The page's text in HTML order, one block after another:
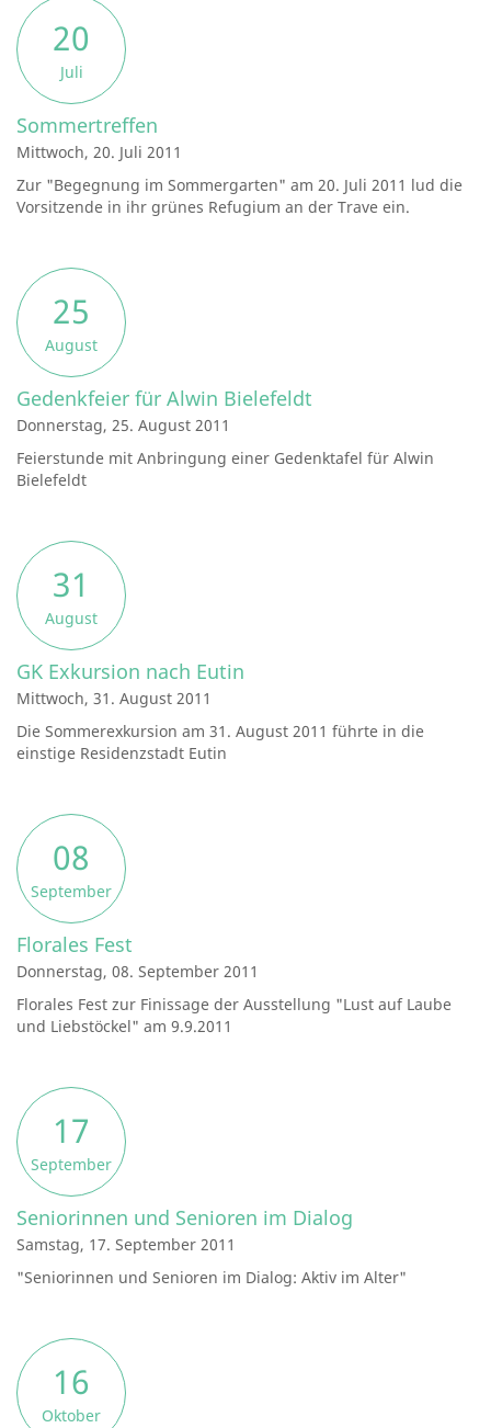
20
Juli
Sommertreffen
Mittwoch, 20. Juli 2011
Zur "Begegnung im Sommergarten" am 20. Juli 2011 lud die
Vorsitzende in ihr grünes Refugium an der Trave ein.
25
August
Gedenkfeier für Alwin Bielefeldt
Donnerstag, 25. August 2011
Feierstunde mit Anbringung einer Gedenktafel für Alwin
Bielefeldt
31
August
GK Exkursion nach Eutin
Mittwoch, 31. August 2011
Die Sommerexkursion am 31. August 2011 führte in die
einstige Residenzstadt Eutin
08
September
Florales Fest
Donnerstag, 08. September 2011
Florales Fest zur Finissage der Ausstellung "Lust auf Laube
und Liebstöckel" am 9.9.2011
17
September
Seniorinnen und Senioren im Dialog
Samstag, 17. September 2011
"Seniorinnen und Senioren im Dialog: Aktiv im Alter"
16
Oktober